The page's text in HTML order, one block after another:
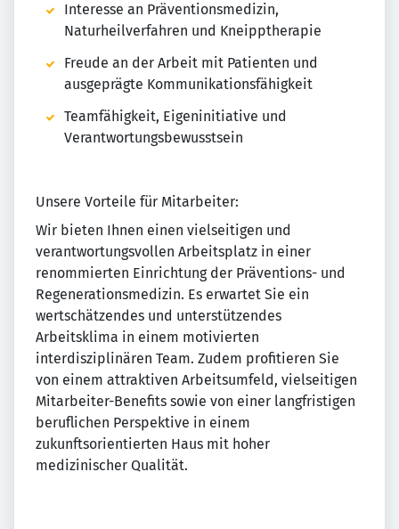
Interesse an Präventionsmedizin,
Naturheilverfahren und Kneipptherapie
Freude an der Arbeit mit Patienten und
ausgeprägte Kommunikationsfähigkeit
Teamfähigkeit, Eigeninitiative und
Verantwortungsbewusstsein
Unsere Vorteile für Mitarbeiter:
Wir bieten Ihnen einen vielseitigen und
verantwortungsvollen Arbeitsplatz in einer
renommierten Einrichtung der Präventions- und
Regenerationsmedizin. Es erwartet Sie ein
wertschätzendes und unterstützendes
Arbeitsklima in einem motivierten
interdisziplinären Team. Zudem profitieren Sie
von einem attraktiven Arbeitsumfeld, vielseitigen
Mitarbeiter-Benefits sowie von einer langfristigen
beruflichen Perspektive in einem
zukunftsorientierten Haus mit hoher
medizinischer Qualität.